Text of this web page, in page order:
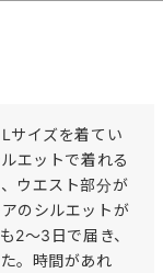
サイズを着てい
エットで着れる
ウエスト部分が
のシルエットが
2～3日で届き、
。時間があれ